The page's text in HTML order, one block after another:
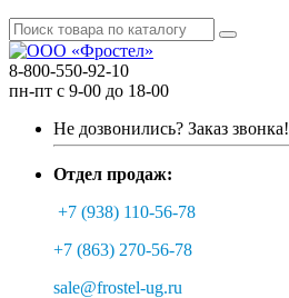
8-800-550-92-10
пн-пт с 9-00 до 18-00
Не дозвонились? Заказ звонка!
Отдел продаж:
+7 (938) 110-56-78
+7 (863) 270-56-78
sale@frostel-ug.ru